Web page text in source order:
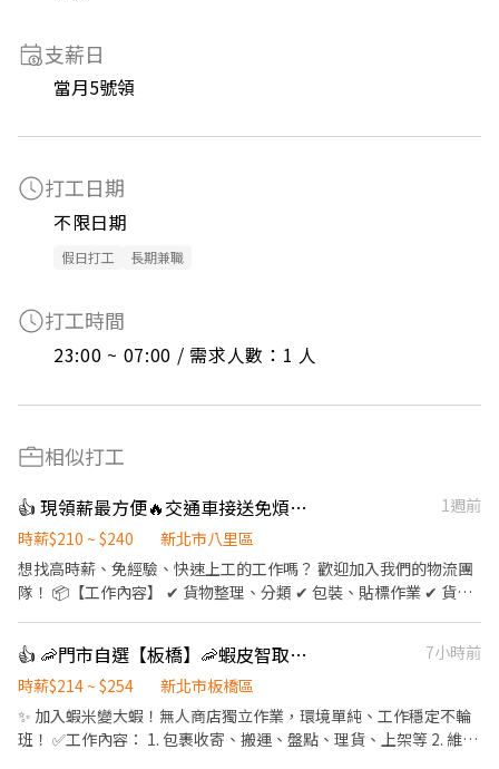
支薪日
當月5號領
打工日期
不限日期
假日打工 長期兼職
打工時間
23:00 ~ 07:00 / 需求人數：1 人
相似打工
👍 現領薪最方便🔥交通車接送免煩惱🚗
1週前
時薪$210 ~ $240
新北市八里區
想找高時薪、免經驗、快速上工的工作嗎？ 歡迎加入我們的物流團
隊！ 📦【工作內容】 ✔ 貨物整理、分類 ✔ 包裝、貼標作業 ✔ 貨品
手也能快速上手 ✅ 工作內容簡單易學 ✅ 彈性報班，自由安排時間 ✅
快速媒合、立即上工 ✅ 現金領薪，不用等待發薪日 加入詢問並報班
快速上工！ 立即加入官方賴 @xinxu 🔥 即時報班｜快速安排｜當天
領現金 🔥！
👍 🦐門市自選【板橋】🦐蝦皮智取店 / 免經驗、快速報到 💰時薪 214-254
7小時前
時薪$214 ~ $254
新北市板橋區
✨ 加入蝦米變大蝦！無人商店獨立作業，環境單純、工作穩定不輪
班！ ✅工作內容： 1. 包裹收寄、搬運、盤點、理貨、上架等 2. 維持